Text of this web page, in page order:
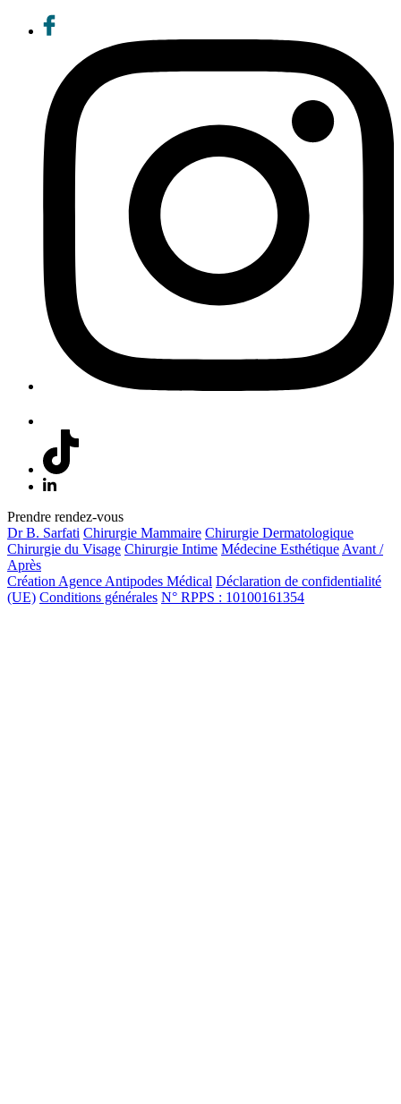
Prendre rendez-vous
Dr B. Sarfati Chirurgie Mammaire Chirurgie Dermatologique
Chirurgie du Visage Chirurgie Intime Médecine Esthétique Avant /
Après
Création Agence Antipodes Médical Déclaration de confidentialité
(UE) Conditions générales N° RPPS : 10100161354